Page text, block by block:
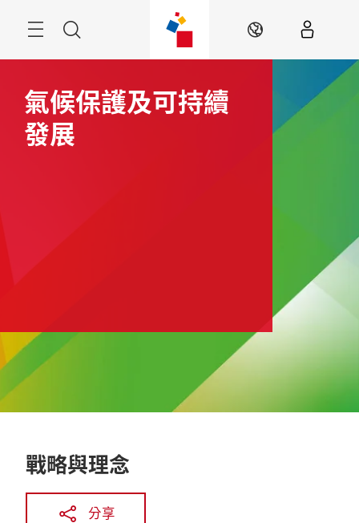
ZH
氣候保護及可持續
發展
戰略與理念
分享